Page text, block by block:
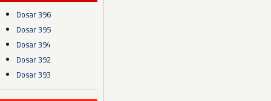
Dosar 396
Dosar 395
Dosar 394
Dosar 392
Dosar 393